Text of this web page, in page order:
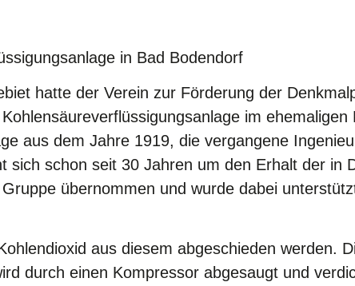
in Bad Bodendorf
hatte der Verein zur Förderung der
im
aus dem Jahre 1919, die vergangene
schon seit 30 Jahren um den Erhalt der in
übernommen und wurde dabei
aus diesem abgeschieden werden.
durch einen Kompressor abgesaugt und